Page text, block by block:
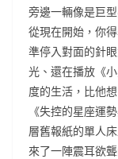
旁邊一輛像是巨
從現在開始，你
準停入對面的針
光、還在播放《
度的生活，比他
《失控的星座運
層舊報紙的單人
來了一陣震耳欲